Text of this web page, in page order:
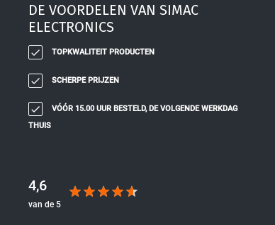
DE VOORDELEN VAN SIMAC
ELECTRONICS
TOPKWALITEIT PRODUCTEN
SCHERPE PRIJZEN
VÓÓR 15.00 UUR BESTELD, DE VOLGENDE WERKDAG
THUIS
4,6
van de 5